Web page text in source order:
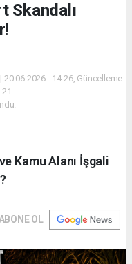
Skandalı
- 14:26, Güncelleme:
Kamu Alanı İşgali
OL